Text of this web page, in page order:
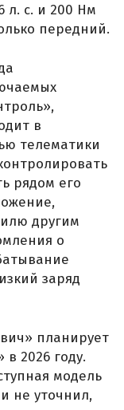
л. с. и 200 Нм
передний.
в
телематики
рядом его
другим
о
заряд
планирует
2026 году.
модель
не уточнил,